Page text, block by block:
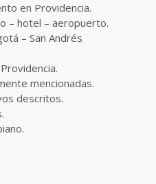
en Providencia.
– hotel – aeropuerto.
– San Andrés
mencionadas.
descritos.